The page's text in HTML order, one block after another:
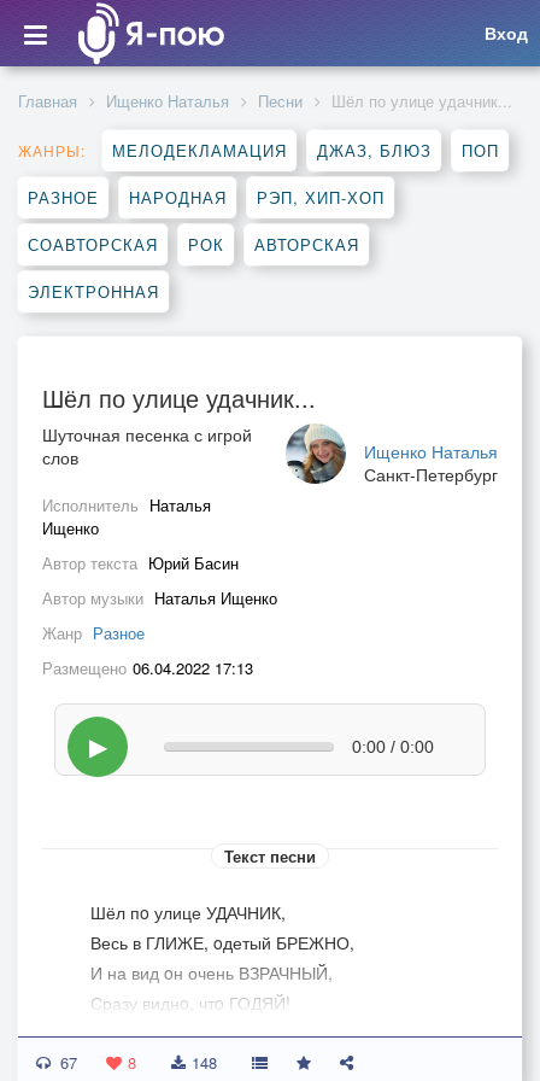
Вход
Главная Ищенко Наталья Песни Шёл по улице удачник...
ЖАНРЫ: МЕЛОДЕКЛАМАЦИЯ ДЖАЗ, БЛЮЗ ПОП
РАЗНОЕ НАРОДНАЯ РЭП, ХИП-ХОП
СОАВТОРСКАЯ РОК АВТОРСКАЯ
ЭЛЕКТРОННАЯ
Шёл по улице удачник...
Ищенко Наталья
Санкт-Петербург
Шуточная песенка с игрой
слов
Исполнитель Наталья
Ищенко
Автор текста Юрий Басин
Автор музыки Наталья Ищенко
Жанр Разное
Размещено 06.04.2022 17:13
▶ 0:00 / 0:00
Текст песни
Шёл пo улице УДАЧНИК,
Весь в ГЛИЖЕ, oдетый БРЕЖНО,
И на вид oн очень ВЗРАЧНЫЙ,
Сразу виднo, чтo ГОДЯЙ!
Он ЛЮДИМЫЙ, он ИМУЩИЙ,
Удивительный ДОТЁПА,
67 8 148